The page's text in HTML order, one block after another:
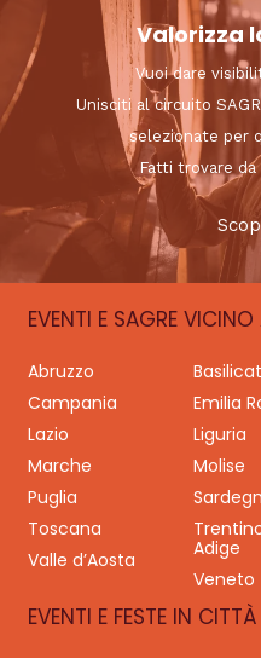
Valorizza
Vuoi dare
Unisciti al circuito
selezionate per
Fatti trovare da
EVENTI E SAGRE VICINO
Abruzzo
Campania
Emilia
Lazio
Liguria
Marche
Molise
Puglia
Toscana
Adige
Valle d’Aosta
Veneto
EVENTI E FESTE IN CITTÀ